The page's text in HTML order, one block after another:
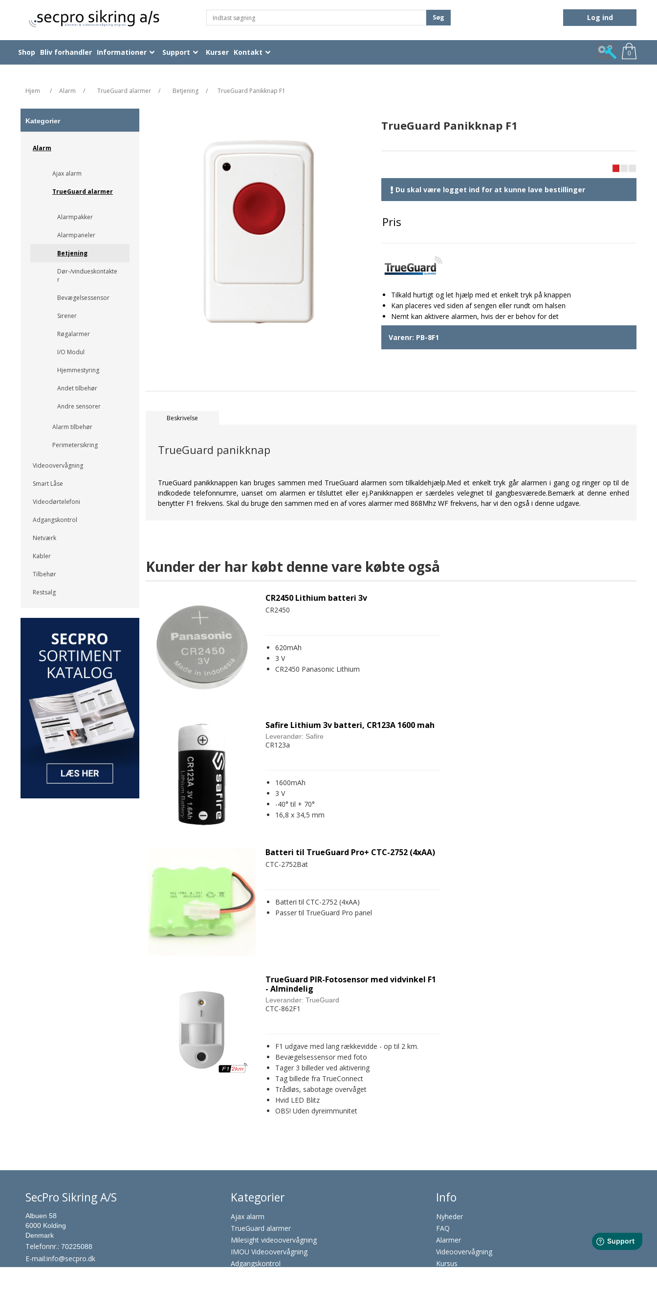
Søg Log ind
0
Shop Bliv forhandler Informationer Support Kurser Kontakt
Hjem / Alarm / TrueGuard alarmer / Betjening / TrueGuard Panikknap F1
Kategorier
Alarm
Ajax alarm
TrueGuard alarmer
Alarmpakker
Alarmpaneler
Betjening
Dør-/vindueskontakte
r
Bevægelsessensor
Sirener
Røgalarmer
I/O Modul
Hjemmestyring
Andet tilbehør
Andre sensorer
Alarm tilbehør
Perimetersikring
Videoovervågning
Smart Låse
Videodørtelefoni
Adgangskontrol
Netværk
Kabler
Tilbehør
Restsalg
TrueGuard Panikknap F1
Du skal være logget ind for at kunne lave bestillinger
Pris
Tilkald hurtigt og let hjælp med et enkelt tryk på knappen
Kan placeres ved siden af sengen eller rundt om halsen
Nemt kan aktivere alarmen, hvis der er behov for det
Varenr: PB-8F1
Beskrivelse
TrueGuard panikknap
TrueGuard panikknappen kan bruges sammen med TrueGuard alarmen som tilkaldehjælp.Med et enkelt tryk går alarmen i gang og ringer op til de
indkodede telefonnumre, uanset om alarmen er tilsluttet eller ej.Panikknappen er særdeles velegnet til gangbesværede.Bemærk at denne enhed
benytter F1 frekvens. Skal du bruge den sammen med en af vores alarmer med 868Mhz WF frekvens, har vi den også i denne udgave.
Kunder der har købt denne vare købte også
CR2450 Lithium batteri 3v
CR2450
620mAh
3 V
CR2450 Panasonic Lithium
Safire Lithium 3v batteri, CR123A 1600 mah
Leverandør: Safire
CR123a
1600mAh
3 V
-40° til + 70°
16,8 x 34,5 mm
Batteri til TrueGuard Pro+ CTC-2752 (4xAA)
CTC-2752Bat
Batteri til CTC-2752 (4xAA)
Passer til TrueGuard Pro panel
TrueGuard PIR-Fotosensor med vidvinkel F1
- Almindelig
Leverandør: TrueGuard
CTC-862F1
F1 udgave med lang rækkevidde - op til 2 km.
Bevægelsessensor med foto
Tager 3 billeder ved aktivering
Tag billede fra TrueConnect
Trådløs, sabotage overvåget
Hvid LED Blitz
OBS! Uden dyreimmunitet
SecPro Sikring A/S
Albuen 58
6000 Kolding
Denmark
Telefonnr.: 70225088
E-mail:info@secpro.dk
Kategorier
Ajax alarm
TrueGuard alarmer
Milesight videoovervågning
IMOU Videoovervågning
Adgangskontrol
Info
Nyheder
FAQ
Alarmer
Videoovervågning
Kursus